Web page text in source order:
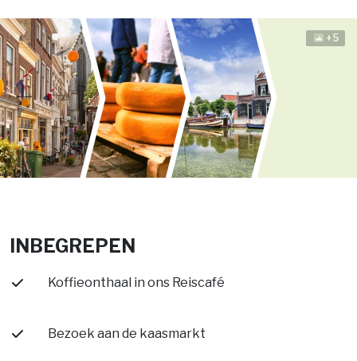
+5
INBEGREPEN
Koffieonthaal in ons Reiscafé
Bezoek aan de kaasmarkt